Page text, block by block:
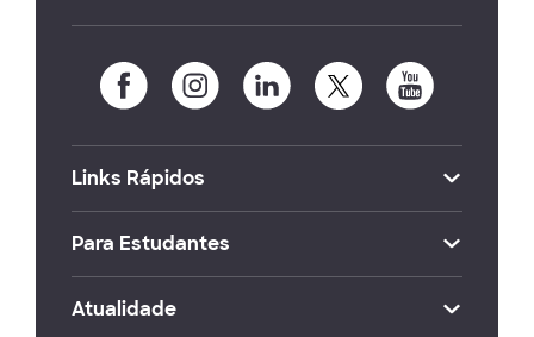
Links Rápidos
Para Estudantes
Atualidade